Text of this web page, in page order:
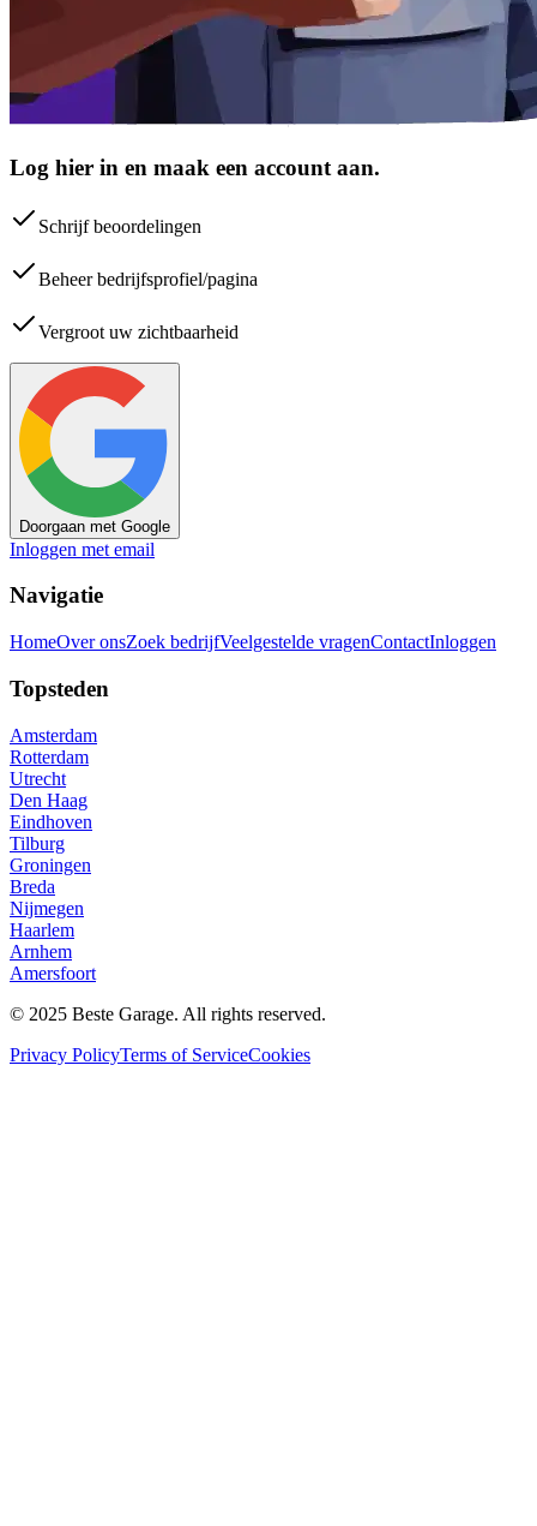
Log hier in en maak een account aan.
Schrijf beoordelingen
Beheer bedrijfsprofiel/pagina
Vergroot uw zichtbaarheid
Doorgaan met Google
Inloggen met email
Navigatie
HomeOver onsZoek bedrijfVeelgestelde vragenContactInloggen
Topsteden
Amsterdam
Rotterdam
Utrecht
Den Haag
Eindhoven
Tilburg
Groningen
Breda
Nijmegen
Haarlem
Arnhem
Amersfoort
© 2025 Beste Garage. All rights reserved.
Privacy PolicyTerms of ServiceCookies